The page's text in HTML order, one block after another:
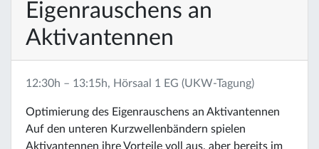
Eigenrauschens an
Aktivantennen
12:30h – 13:15h, Hörsaal 1 EG (UKW-Tagung)
Optimierung des Eigenrauschens an Aktivantennen
Auf den unteren Kurzwellenbändern spielen
Aktivantennen ihre Vorteile voll aus, aber bereits im